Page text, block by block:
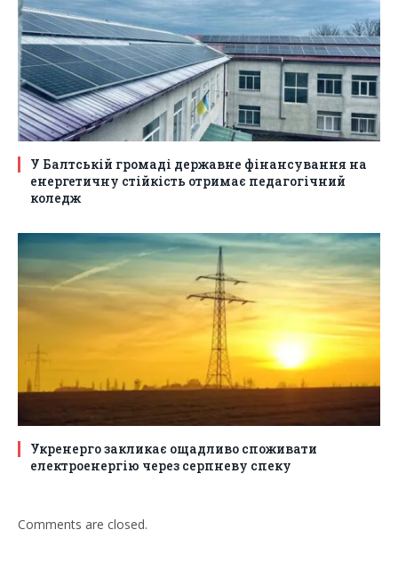
У Балтській громаді державне фінансування на
енергетичну стійкість отримає педагогічний
коледж
Укренерго закликає ощадливо споживати
електроенергію через серпневу спеку
Comments are closed.